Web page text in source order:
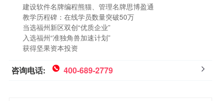
建设软件名牌编程熊猫、管理名牌思博盈通
教学历程碑：在线学员数量突破50万
当选福州新区双创“优质企业”
入选福州“准独角兽加速计划”
获得坚果资本投资
咨询电话: 400-689-2779